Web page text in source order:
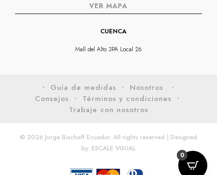
VER MAPA
CUENCA
Mall del Alto 3PA Local 26
・ Guía de medidas ・ Nosotros
・
Consejos ・ Términos y condiciones ・
Trabaje con nosotros
© 2026 Jorge Bischoff Ecuador. All rights reserved | Designed
by: ESCALE VISUAL
0